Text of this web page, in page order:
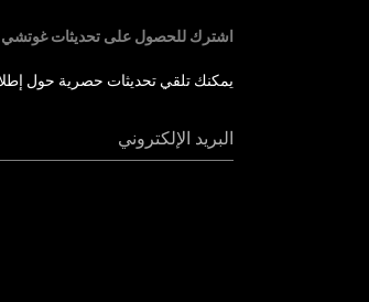
اشترك للحصول على تحديثات غوتشي
يمكنك تلقي تحديثات حصرية حول
البريد الإلكتروني